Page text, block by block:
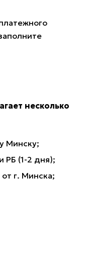
несколько
Минску;
РБ (1-2 дня);
г. Минска;